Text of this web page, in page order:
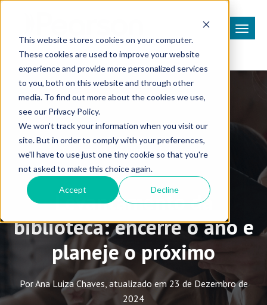
This website stores cookies on your computer.
These cookies are used to improve your website
experience and provide more personalized services
to you, both on this website and through other
media. To find out more about the cookies we use,
see our Privacy Policy.
We won't track your information when you visit our
site. But in order to comply with your preferences,
we'll have to use just one tiny cookie so that you're
not asked to make this choice again.
Accept Decline
Coluna Inside Higher Education
Levantamento da
biblioteca: encerre o ano e
planeje o próximo
Por Ana Luiza Chaves, atualizado em 23 de Dezembro de
2024